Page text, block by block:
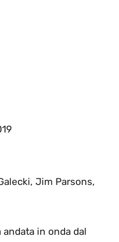
Jim Parsons,
in onda dal